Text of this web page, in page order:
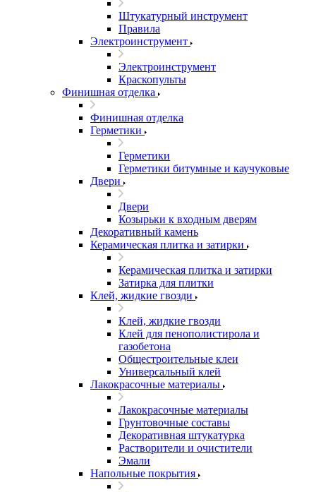
Штукатурный инструмент
Правила
Электроинструмент
Электроинструмент
Краскопульты
Финишная отделка
Финишная отделка
Герметики
Герметики
Герметики битумные и каучуковые
Двери
Двери
Козырьки к входным дверям
Декоративный камень
Керамическая плитка и затирки
Керамическая плитка и затирки
Затирка для плитки
Клей, жидкие гвозди
Клей, жидкие гвозди
Клей для пенополистирола и
газобетона
Общестроительные клеи
Универсальный клей
Лакокрасочные материалы
Лакокрасочные материалы
Грунтовочные составы
Декоративная штукатурка
Растворители и очистители
Эмали
Напольные покрытия